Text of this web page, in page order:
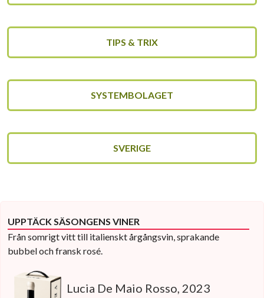
TIPS & TRIX
SYSTEMBOLAGET
SVERIGE
UPPTÄCK SÄSONGENS VINER
Från somrigt vitt till italienskt årgångsvin, sprakande
bubbel och fransk rosé.
Lucia De Maio Rosso, 2023